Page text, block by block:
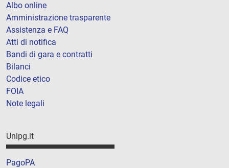
Albo online
Amministrazione trasparente
Assistenza e FAQ
Atti di notifica
Bandi di gara e contratti
Bilanci
Codice etico
FOIA
Note legali
Unipg.it
PagoPA